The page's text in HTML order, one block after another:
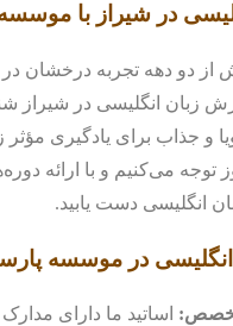
در شیراز با
از دو دهه تجربه درخشان
زبان انگلیسی در شیراز
و جذاب برای یادگیری
توجه می‌کنیم و با ارائه
انگلیسی دست یابید.
انگلیسی در موسسه
اساتید ما دارای